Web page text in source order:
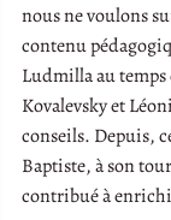
nous ne voulons
contenu
Ludmilla au temps
Kovalevsky et
conseils. Depuis,
Baptiste, à son
contribué à